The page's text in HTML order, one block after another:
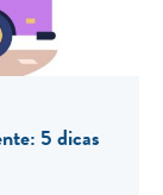
5 dicas